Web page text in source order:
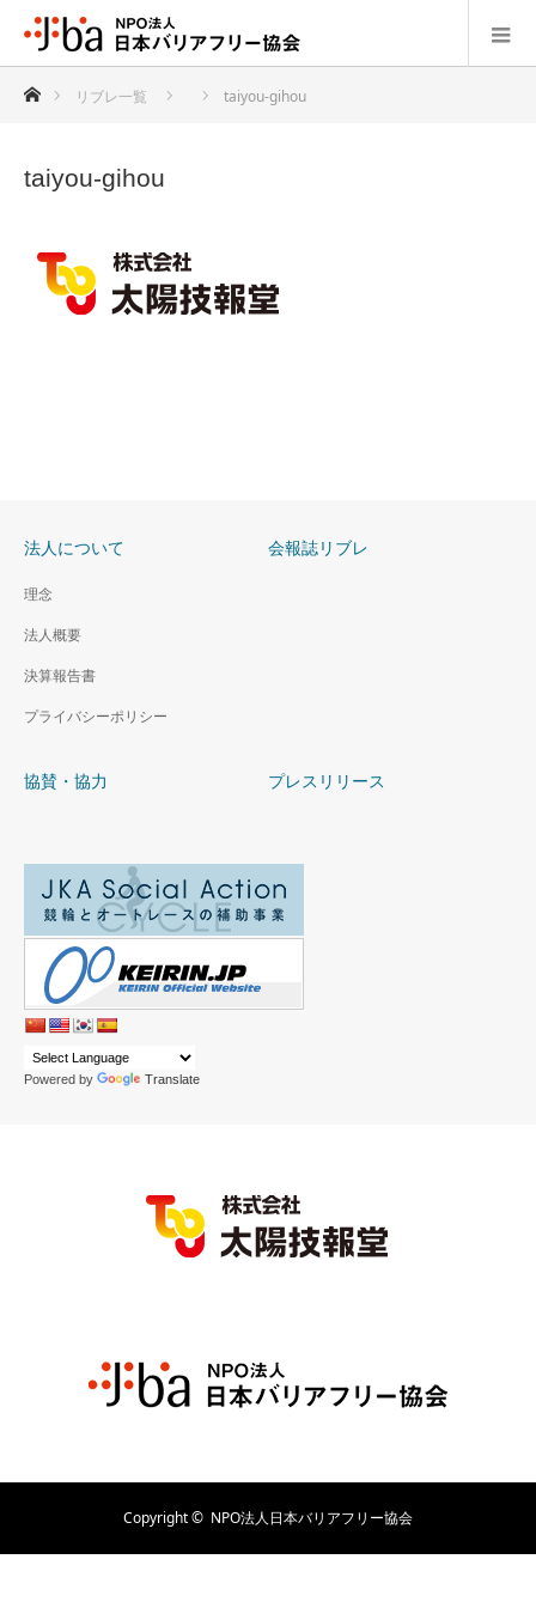
ホームリブレ一覧 taiyou-gihou
taiyou-gihou
法人について
理念
法人概要
決算報告書
プライバシーポリシー
会報誌リブレ
協賛・協力 プレスリリース
Powered by Translate
Copyright © NPO法人日本バリアフリー協会